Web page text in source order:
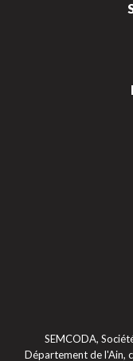
SEMCODA,
Département de l'Ain,